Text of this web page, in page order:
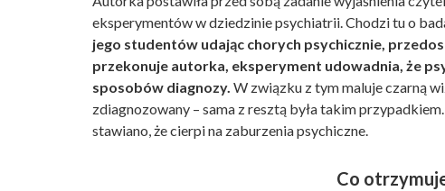
eksperymentów w dziedzinie psychiatrii. Chodzi tu o
jego studentów udając chorych psychicznie,
przekonuje autorka, eksperyment udowadnia, że
sposobów diagnozy. W związku z tym maluje czarną
zdiagnozowany – sama z resztą była takim
stawiano, że cierpi na zaburzenia psychiczne.
Co